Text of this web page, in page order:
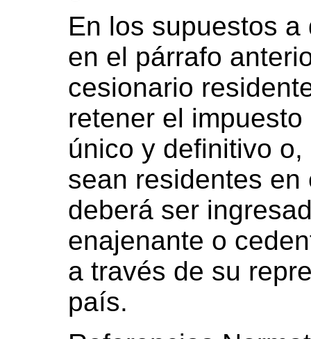
En los supuestos
en el párrafo
cesionario
retener el
único y definitivo
sean residentes
deberá ser
enajenante o
a través de su
país.